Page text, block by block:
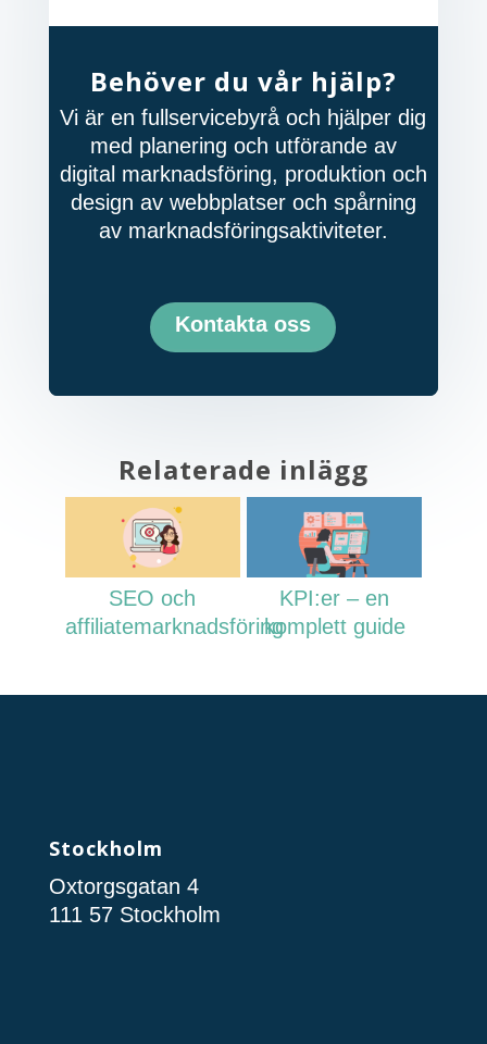
Behöver du vår hjälp?
Vi är en fullservicebyrå och hjälper dig
med planering och utförande av
digital marknadsföring, produktion och
design av webbplatser och spårning
av marknadsföringsaktiviteter.
Kontakta oss
Relaterade inlägg
SEO och
affiliatemarknadsföring
KPI:er – en
komplett guide
Stockholm
Oxtorgsgatan 4
111 57 Stockholm